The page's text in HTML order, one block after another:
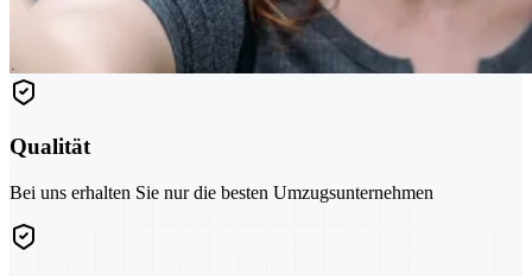
Qualität
Bei uns erhalten Sie nur die besten Umzugsunternehmen